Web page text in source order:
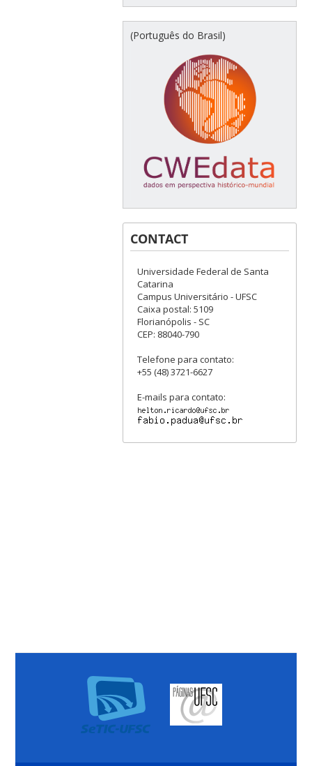
(Português do Brasil)
CONTACT
Universidade Federal de Santa
Catarina
Campus Universitário - UFSC
Caixa postal: 5109
Florianópolis - SC
CEP: 88040-790
Telefone para contato:
+55 (48) 3721-6627
E-mails para contato: